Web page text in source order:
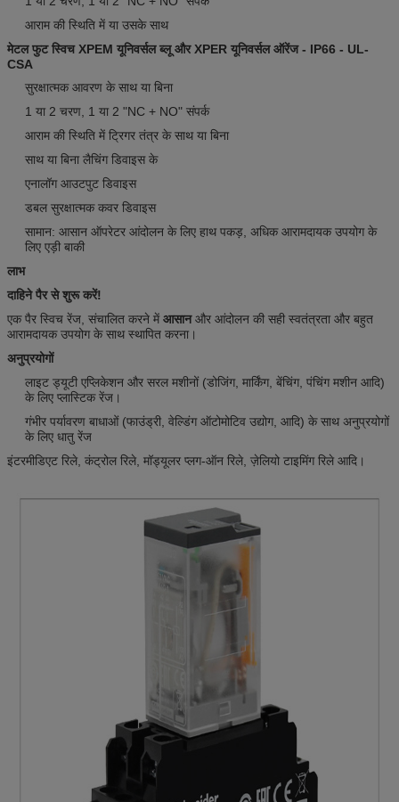
आराम की स्थिति में या उसके साथ
मेटल फुट स्विच XPEM यूनिवर्सल ब्लू और XPER यूनिवर्सल ऑरेंज - IP66 - UL-
CSA
सुरक्षात्मक आवरण के साथ या बिना
1 या 2 चरण, 1 या 2 "NC + NO" संपर्क
आराम की स्थिति में ट्रिगर तंत्र के साथ या बिना
साथ या बिना लैचिंग डिवाइस के
एनालॉग आउटपुट डिवाइस
डबल सुरक्षात्मक कवर डिवाइस
सामान: आसान ऑपरेटर आंदोलन के लिए हाथ पकड़, अधिक आरामदायक उपयोग के
लिए एड़ी बाकी
लाभ
दाहिने पैर से शुरू करें!
एक पैर स्विच रेंज, संचालित करने में आसानऔर आंदोलन की सही स्वतंत्रता और बहुत
आरामदायक उपयोग के साथ स्थापित करना।
अनुप्रयोगों
लाइट ड्यूटी एप्लिकेशन और सरल मशीनों (डोजिंग, मार्किंग, बेंचिंग, पंचिंग मशीन आदि)
के लिए प्लास्टिक रेंज।
गंभीर पर्यावरण बाधाओं (फाउंड्री, वेल्डिंग ऑटोमोटिव उद्योग, आदि) के साथ अनुप्रयोगों
के लिए धातु रेंज
इंटरमीडिएट रिले, कंट्रोल रिले, मॉड्यूलर प्लग-ऑन रिले, ज़ेलियो टाइमिंग रिले आदि।